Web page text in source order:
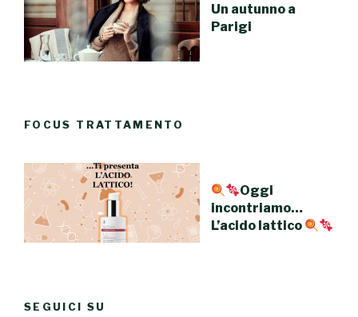
Un autunno a
Parigi
FOCUS TRATTAMENTO
Oggi
incontriamo…
L’acido lattico
SEGUICI SU